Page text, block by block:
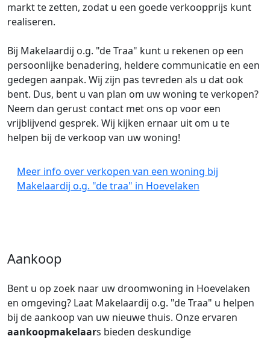
markt te zetten, zodat u een goede verkoopprijs kunt
realiseren.
Bij Makelaardij o.g. "de Traa" kunt u rekenen op een
persoonlijke benadering, heldere communicatie en een
gedegen aanpak. Wij zijn pas tevreden als u dat ook
bent. Dus, bent u van plan om uw woning te verkopen?
Neem dan gerust contact met ons op voor een
vrijblijvend gesprek. Wij kijken ernaar uit om u te
helpen bij de verkoop van uw woning!
Meer info over verkopen van een woning bij
Makelaardij o.g. "de traa" in Hoevelaken
Aankoop
Bent u op zoek naar uw droomwoning in Hoevelaken
en omgeving? Laat Makelaardij o.g. "de Traa" u helpen
bij de aankoop van uw nieuwe thuis. Onze ervaren
aankoopmakelaars bieden deskundige